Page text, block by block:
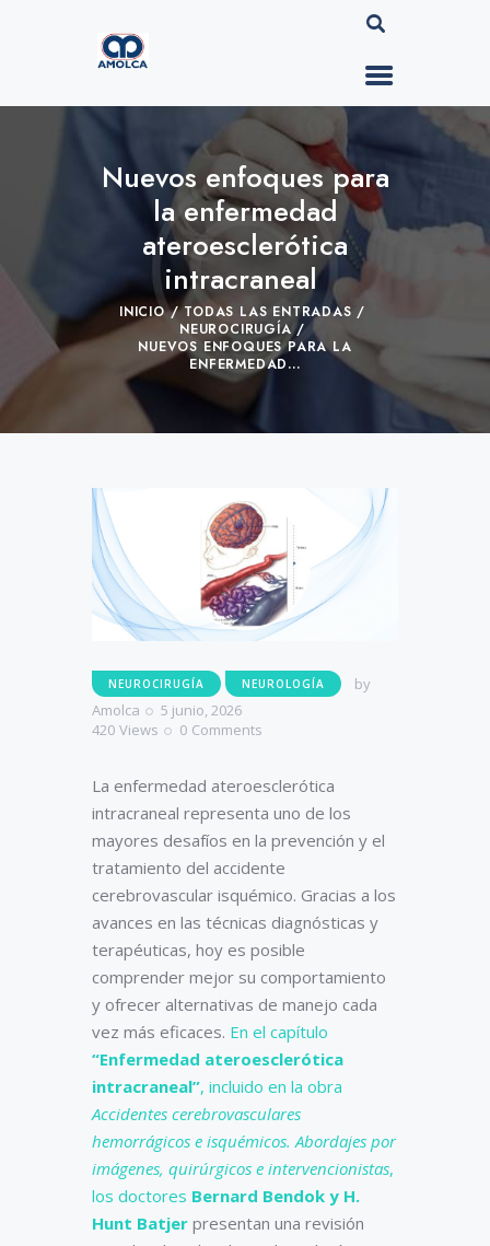
Nuevos enfoques para
la enfermedad
ateroesclerótica
intracraneal
INICIO
TODAS LAS ENTRADAS
NEUROCIRUGÍA
NUEVOS ENFOQUES PARA LA
ENFERMEDAD...
NEUROCIRUGÍA NEUROLOGÍA
by
Amolca
5 junio, 2026
420 Views 0 Comments
La enfermedad ateroesclerótica
intracraneal representa uno de los
mayores desafíos en la prevención y el
tratamiento del accidente
cerebrovascular isquémico. Gracias a los
avances en las técnicas diagnósticas y
terapéuticas, hoy es posible
comprender mejor su comportamiento
y ofrecer alternativas de manejo cada
vez más eficaces. En el capítulo
“Enfermedad ateroesclerótica
intracraneal”, incluido en la obra
Accidentes cerebrovasculares
hemorrágicos e isquémicos. Abordajes por
imágenes, quirúrgicos e intervencionistas,
los doctores Bernard Bendok y H.
Hunt Batjer presentan una revisión